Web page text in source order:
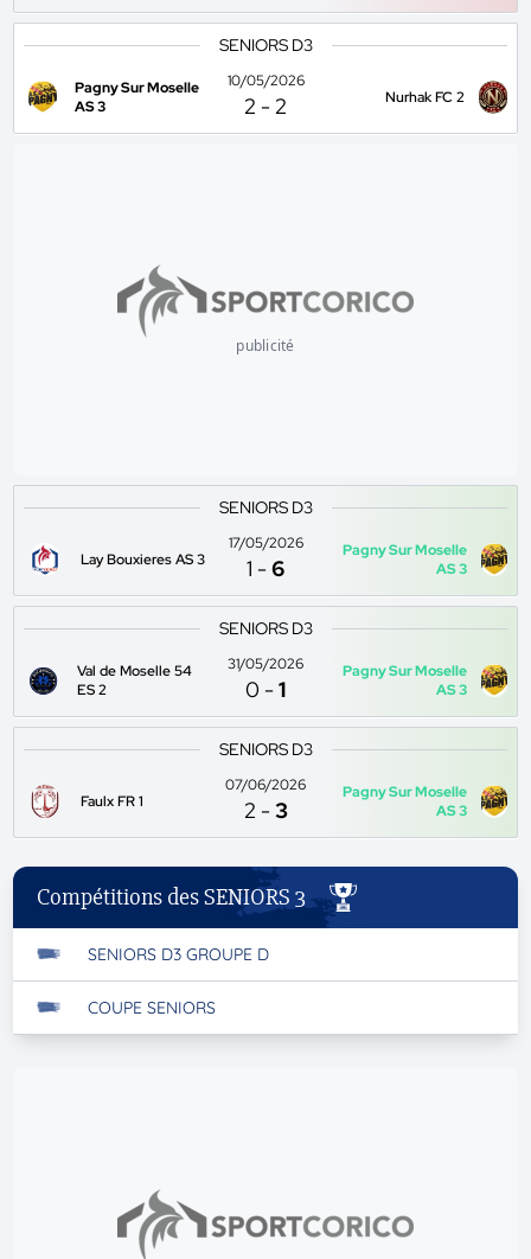
SENIORS D3
Pagny Sur Moselle
AS 3
10/05/2026
2 -2 Nurhak FC 2
publicité
SENIORS D3
Lay Bouxieres AS 3
17/05/2026
1 -6
Pagny Sur Moselle
AS 3
SENIORS D3
Val de Moselle 54
ES 2
31/05/2026
0 -1
Pagny Sur Moselle
AS 3
SENIORS D3
Faulx FR 1
07/06/2026
2 -3
Pagny Sur Moselle
AS 3
Compétitions des SENIORS 3
SENIORS D3 GROUPE D
COUPE SENIORS